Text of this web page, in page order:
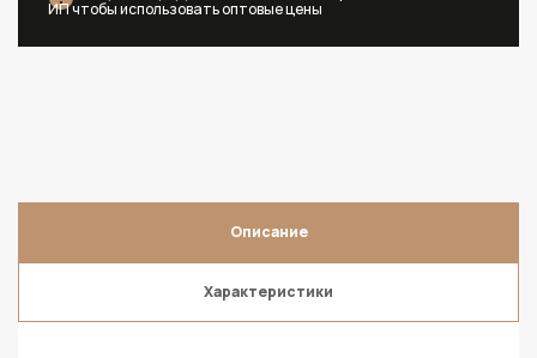
ИП чтобы использовать оптовые цены
Описание
Характеристики